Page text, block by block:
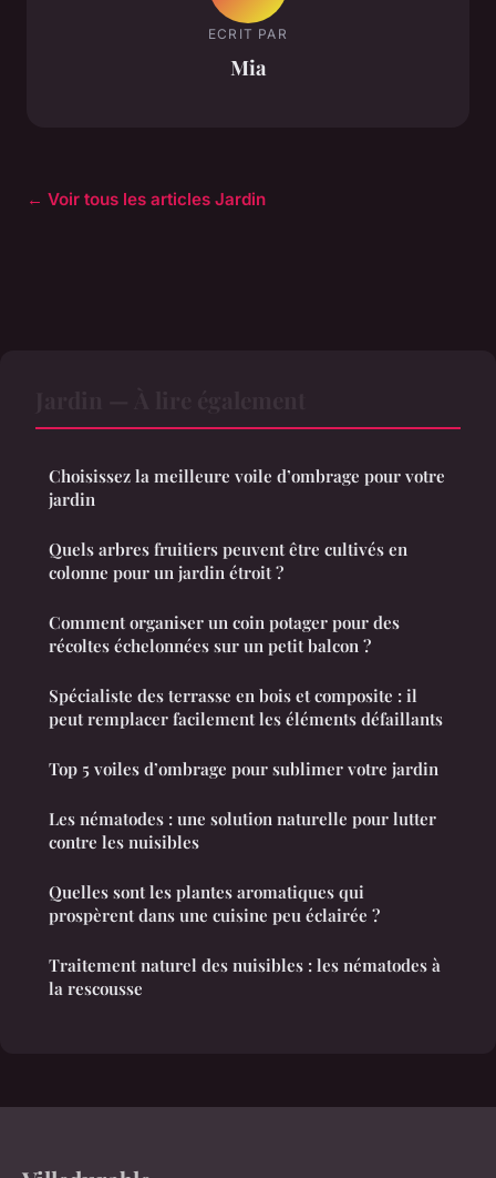
ECRIT PAR
Mia
← Voir tous les articles Jardin
Choisissez la meilleure voile d’ombrage pour votre
jardin
Quels arbres fruitiers peuvent être cultivés en
colonne pour un jardin étroit ?
Comment organiser un coin potager pour des
récoltes échelonnées sur un petit balcon ?
Spécialiste des terrasse en bois et composite : il
peut remplacer facilement les éléments défaillants
Top 5 voiles d’ombrage pour sublimer votre jardin
Les nématodes : une solution naturelle pour lutter
contre les nuisibles
Quelles sont les plantes aromatiques qui
prospèrent dans une cuisine peu éclairée ?
Traitement naturel des nuisibles : les nématodes à
la rescousse